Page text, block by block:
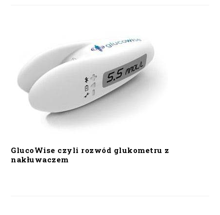
GlucoWise czyli rozwód glukometru z
nakłuwaczem